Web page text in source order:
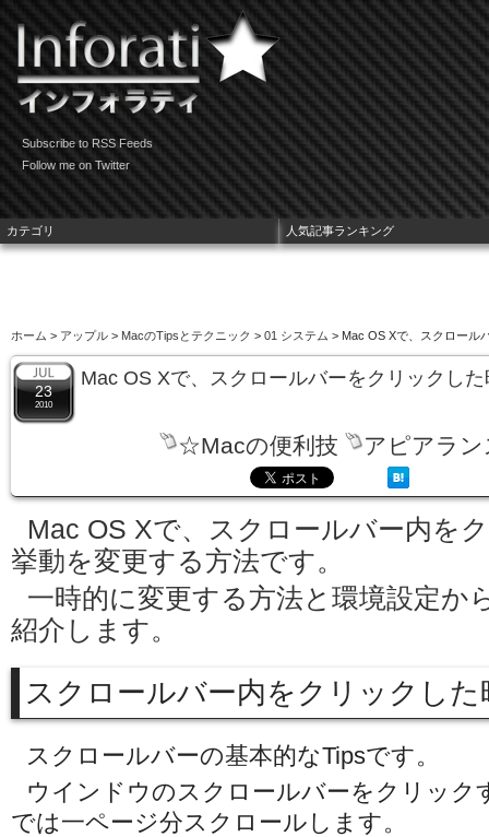
Subscribe to RSS Feeds
Follow me on Twitter
ホーム > アップル > MacのTipsとテクニック > 01 システム > Mac OS Xで、スクロール
23
2010
Mac OS Xで、スクロールバーをクリックし
☆Macの便利技 アピアラン
Mac OS Xで、スクロールバー内を
挙動を変更する方法です。
一時的に変更する方法と環境設定か
紹介します。
スクロールバー内をクリックし
スクロールバーの基本的なTipsです。
ウインドウのスクロールバーをクリック
では一ページ分スクロールします。
カテゴリ 人気記事ランキング